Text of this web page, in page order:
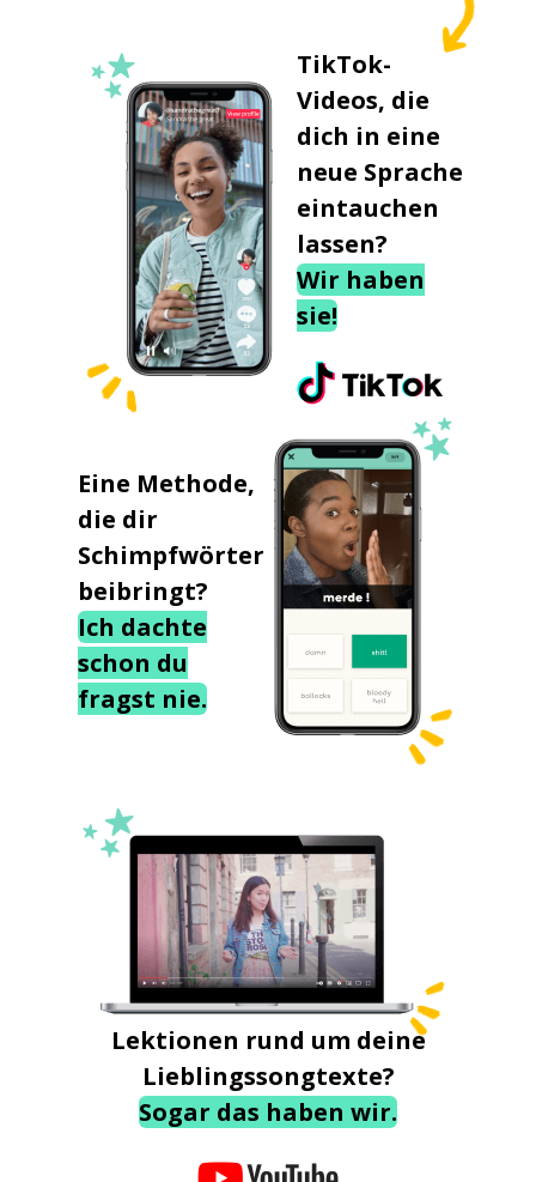
TikTok-
Videos, die
dich in eine
neue Sprache
eintauchen
lassen?
Wir haben
sie!
Eine Methode,
die dir
Schimpfwörter
beibringt?
Ich dachte
schon du
fragst nie.
Lektionen rund um deine
Lieblingssongtexte?
Sogar das haben wir.